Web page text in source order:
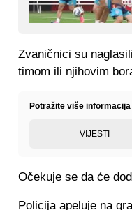
Zvaničnici su
timom ili njihovim
Potražite više
VIJESTI
Očekuje se da će
Policija apeluje na